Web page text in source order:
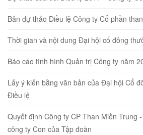
Bản dự thảo Điều lệ Công ty Cổ phần
Thời gian và nội dung Đại hội cổ đông
Báo cáo tình hình Quản trị Công ty năm
Lấy ý kiến bằng văn bản của Đại hội Cổ
Điều lệ
Quyết định Công ty CP Than Miền Trung
công ty Con của Tập đoàn